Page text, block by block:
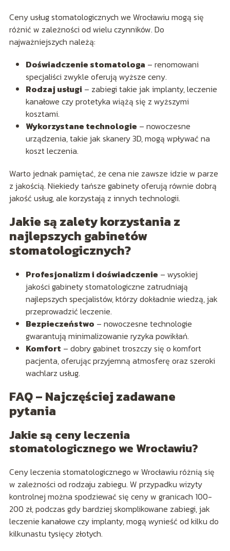
Ceny usług stomatologicznych we Wrocławiu mogą się
różnić w zależności od wielu czynników. Do
najważniejszych należą:
Doświadczenie stomatologa – renomowani
specjaliści zwykle oferują wyższe ceny.
Rodzaj usługi – zabiegi takie jak implanty, leczenie
kanałowe czy protetyka wiążą się z wyższymi
kosztami.
Wykorzystane technologie – nowoczesne
urządzenia, takie jak skanery 3D, mogą wpływać na
koszt leczenia.
Warto jednak pamiętać, że cena nie zawsze idzie w parze
z jakością. Niekiedy tańsze gabinety oferują równie dobrą
jakość usług, ale korzystają z innych technologii.
Jakie są zalety korzystania z
najlepszych gabinetów
stomatologicznych?
Profesjonalizm i doświadczenie – wysokiej
jakości gabinety stomatologiczne zatrudniają
najlepszych specjalistów, którzy dokładnie wiedzą, jak
przeprowadzić leczenie.
Bezpieczeństwo – nowoczesne technologie
gwarantują minimalizowanie ryzyka powikłań.
Komfort – dobry gabinet troszczy się o komfort
pacjenta, oferując przyjemną atmosferę oraz szeroki
wachlarz usług.
FAQ – Najczęściej zadawane
pytania
Jakie są ceny leczenia
stomatologicznego we Wrocławiu?
Ceny leczenia stomatologicznego w Wrocławiu różnią się
w zależności od rodzaju zabiegu. W przypadku wizyty
kontrolnej można spodziewać się ceny w granicach 100-
200 zł, podczas gdy bardziej skomplikowane zabiegi, jak
leczenie kanałowe czy implanty, mogą wynieść od kilku do
kilkunastu tysięcy złotych.